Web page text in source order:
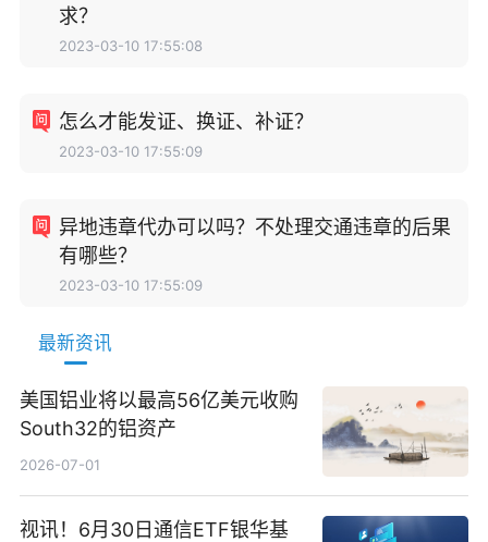
求？
2023-03-10 17:55:08
怎么才能发证、换证、补证？
2023-03-10 17:55:09
异地违章代办可以吗？不处理交通违章的后果
有哪些？
2023-03-10 17:55:09
最新资讯
美国铝业将以最高56亿美元收购
South32的铝资产
2026-07-01
视讯！6月30日通信ETF银华基